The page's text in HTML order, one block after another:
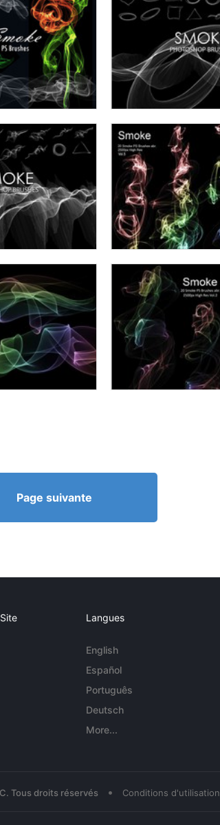
Page suivante
Langues
English
Español
Português
Deutsch
More...
Tous droits réservés • Conditions d'utilisation